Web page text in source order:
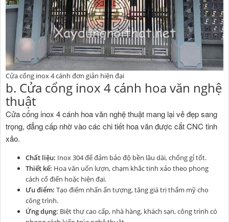
Cửa cổng inox 4 cánh đơn giản hiện đại
b. Cửa cổng inox 4 cánh hoa văn nghệ
thuật
Cửa cổng inox 4 cánh hoa văn nghệ thuật mang lại vẻ đẹp sang
trọng, đẳng cấp nhờ vào các chi tiết hoa văn được cắt CNC tinh
xảo.
Chất liệu: Inox 304 để đảm bảo độ bền lâu dài, chống gỉ tốt.
Thiết kế: Hoa văn uốn lượn, chạm khắc tinh xảo theo phong
cách cổ điển hoặc hiện đại.
Ưu điểm: Tạo điểm nhấn ấn tượng, tăng giá trị thẩm mỹ cho
công trình.
Ứng dụng: Biệt thự cao cấp, nhà hàng, khách sạn, công trình có